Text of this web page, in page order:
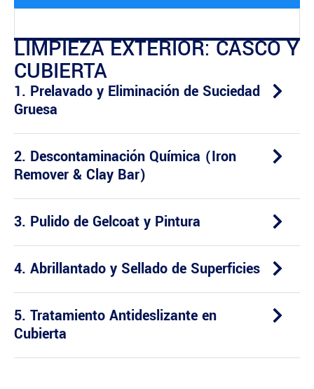
LIMPIEZA EXTERIOR: CASCO Y
CUBIERTA
1. Prelavado y Eliminación de Suciedad
Gruesa
2. Descontaminación Química (Iron
Remover & Clay Bar)
3. Pulido de Gelcoat y Pintura
4. Abrillantado y Sellado de Superficies
5. Tratamiento Antideslizante en
Cubierta